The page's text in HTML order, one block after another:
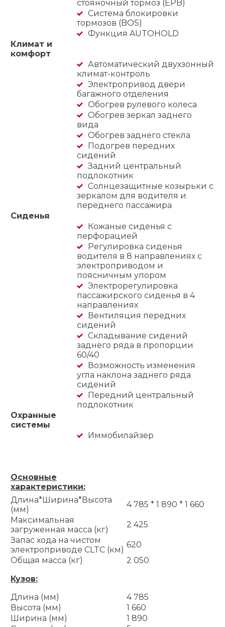
стояночный тормоз (EPB)
Система блокировки
тормозов (BOS)
Функция AUTOHOLD
Климат и
комфорт
Автоматический двухзонный
климат-контроль
Электропривод двери
багажного отделения
Обогрев рулевого колеса
Обогрев зеркал заднего
вида
Обогрев заднего стекла
Подогрев передних
сидений
Задний центральный
подлокотник
Солнцезащитные козырьки с
зеркалом для водителя и
переднего пассажира
Сиденья
Кожаные сиденья с
перфорацией
Регулировка сиденья
водителя в 8 направлениях с
электроприводом и
поясничным упором
Электрорегулировка
пассажирского сиденья в 4
направлениях
Вентиляция передних
сидений
Складывание сидений
заднего ряда в пропорции
60/40
Возможность изменения
угла наклона заднего ряда
сидений
Передний центральный
подлокотник
Охранные
системы
Иммобилайзер
Основные
характеристики:
Длина*Ширина*Высота
(мм)
4 785 * 1 890 * 1 660
Максимальная
загруженная масса (кг)
2 425
Запас хода на чистом
электроприводе CLTC (км)
620
Общая масса (кг)
2 050
Кузов:
Длина (мм)
4 785
Высота (мм)
1 660
Ширина (мм)
1 890